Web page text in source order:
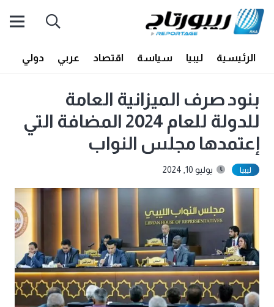
الرئيسية ليبيا سياسة اقتصاد عربي دولي
بنود صرف الميزانية العامة
للدولة للعام 2024 المضافة التي
إعتمدها مجلس النواب
ليبيا يوليو 10, 2024